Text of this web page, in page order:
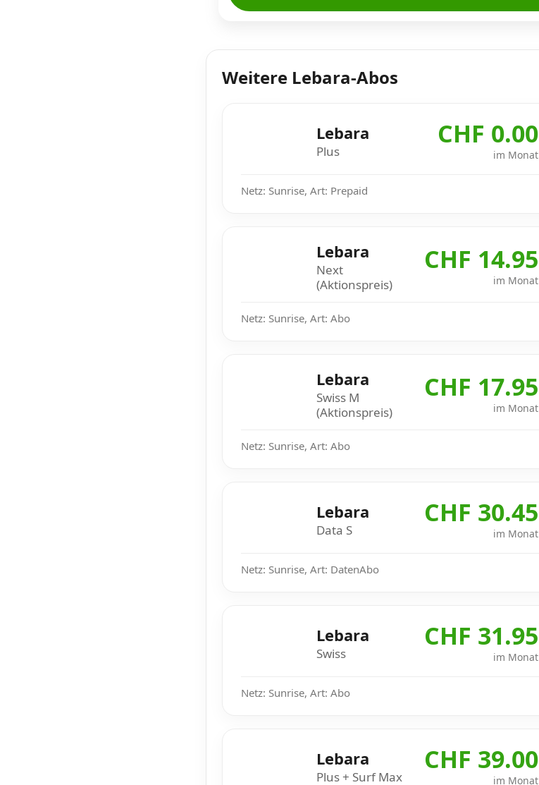
Weitere Lebara-Abos
Lebara
Plus
CHF 0.00
im Monat
Netz: Sunrise, Art: Prepaid
Lebara
Next
(Aktionspreis)
CHF 14.95
im Monat
Netz: Sunrise, Art: Abo
Lebara
Swiss M
(Aktionspreis)
CHF 17.95
im Monat
Netz: Sunrise, Art: Abo
Lebara
Data S
CHF 30.45
im Monat
Netz: Sunrise, Art: DatenAbo
Lebara
Swiss
CHF 31.95
im Monat
Netz: Sunrise, Art: Abo
Lebara
Plus + Surf Max
CHF 39.00
im Monat